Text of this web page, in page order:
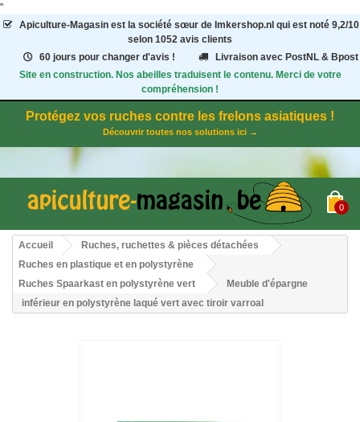
"
Apiculture-Magasinest la société sœur de Imkershop.nl qui est noté 9,2/10
selon 1052 avis clients
60 jours pour changer d'avis !
Livraison avec PostNL & Bpost
Site en construction. Nos abeilles traduisent le contenu. Merci de votre
compréhension !
Protégez vos ruches contre les frelons asiatiques !
Découvrir toutes nos solutions ici →
0
Accueil
Ruches, ruchettes & pièces détachées
Ruches en plastique et en polystyrène
Ruches Spaarkast en polystyrène vert
Meuble d'épargne
inférieur en polystyrène laqué vert avec tiroir varroal